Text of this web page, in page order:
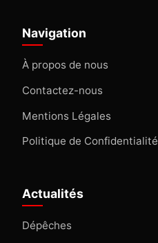
Navigation
À propos de nous
Contactez-nous
Mentions Légales
Politique de Confidentialité
Actualités
Dépêches